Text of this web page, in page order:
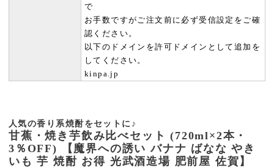
で
お手数ですがご注文前に必ず受信設定をご確
認ください。
以下のドメインを許可ドメインとして追加を
してください。
kinpa.jp
人気の香り系焼酎をセットに♪
甘蕉・焼き芋飲み比べセット (720ml×2本・
3％OFF) 【魔界への誘い バナナ ばなな やき
いも 芋 焼酎 お得 光武酒造場 肥前屋 佐賀】